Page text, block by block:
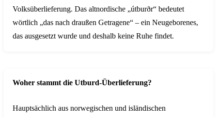
Volksüberlieferung. Das altnordische „útburðr“ bedeutet
wörtlich „das nach draußen Getragene“ – ein Neugeborenes,
das ausgesetzt wurde und deshalb keine Ruhe findet.
Woher stammt die Utburd-Überlieferung?
Hauptsächlich aus norwegischen und isländischen